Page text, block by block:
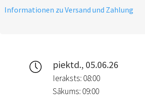
Informationen zu Versand und Zahlung
piektd., 05.06.26
Ieraksts: 08:00
Sākums: 09:00